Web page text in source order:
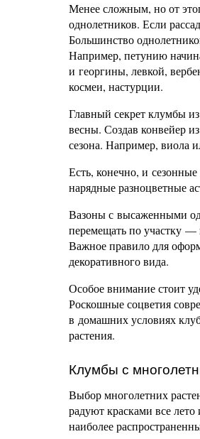
Менее сложным, но от
однолетников. Если
Большинство
Например, петунию
и георгины, левкой,
космеи, настурции.
Главный секрет клумбы
весны. Создав конвейер
сезона. Например, виола
Есть, конечно, и
нарядные разноцветные
Вазоны с высаженными
перемещать по участку —
Важное правило для
декоративного вида.
Особое внимание стоит
Роскошные соцветия
в домашних условиях
растения.
Клумбы с
Выбор многолетних
радуют красками все
наиболее